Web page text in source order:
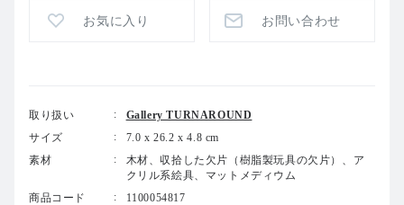
お気に入り お問い合わせ
取り扱い
Gallery TURNAROUND
サイズ
7.0 x 26.2 x 4.8 cm
素材
木材、収拾した欠片（樹脂製玩具の欠片）、ア
クリル系絵具、マットメディウム
商品コード
1100054817